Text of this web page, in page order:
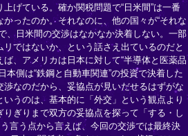
げている。確か関税問題で“日米間”は一番
ったのか。それなのに、他の国々が“それな
、日米間の交渉はなかなか決着しない。一部
ではないか、という話さえ出ているのだと
、アメリカは日本に対して“半導体と医薬品
本側は“鉄鋼と自動車関連”の投資で決着した
なのだから、妥協点が見いだせるはずがな
うのは、基本的に「外交」という観点より
りぎりまで双方の妥協点を探って「する・し
言う点から言えば、今回の交渉では最終決